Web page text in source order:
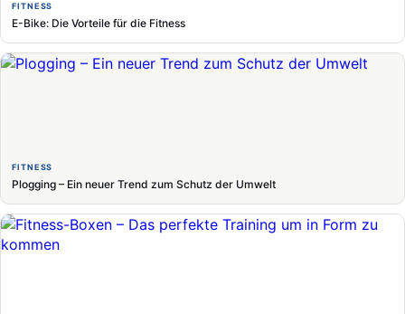
FITNESS
E-Bike: Die Vorteile für die Fitness
FITNESS
Plogging – Ein neuer Trend zum Schutz der Umwelt